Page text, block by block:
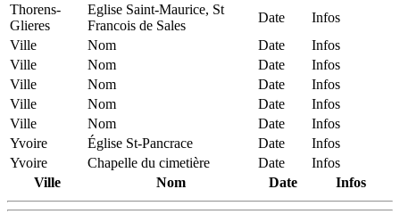
Thorens-
Glieres
Eglise Saint-Maurice, St
Francois de Sales
Date
Infos
Ville
Nom Date
Infos
Ville
Nom Date
Infos
Ville
Nom Date
Infos
Ville
Nom Date
Infos
Ville
Nom Date
Infos
Yvoire
Église St-Pancrace Date
Infos
Yvoire
Chapelle du cimetière Date
Infos
Ville
Nom Date Infos